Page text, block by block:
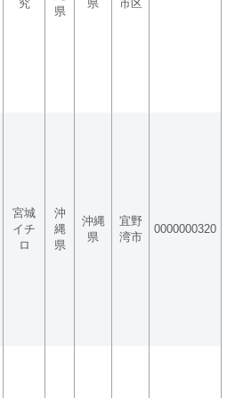
究
県
県 市区
宮城
イチ
ロ
沖
縄
県
沖縄
県
宜野
湾市
0000000320